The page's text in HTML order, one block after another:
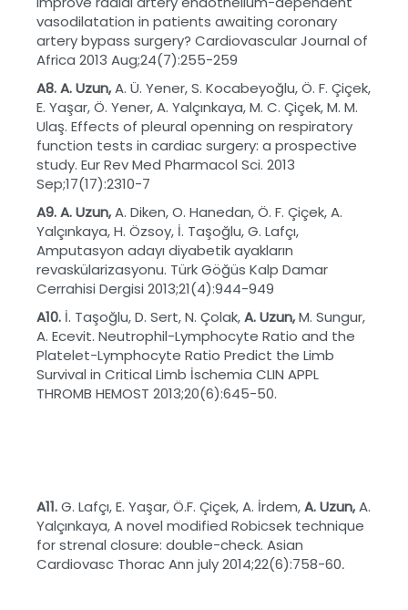
vasodilatation in patients awaiting coronary
artery bypass surgery? Cardiovascular Journal of
Africa 2013 Aug;24(7):255-259
A8. A. Uzun,A. Ü. Yener, S. Kocabeyoğlu, Ö. F. Çiçek,
E. Yaşar, Ö. Yener, A. Yalçınkaya, M. C. Çiçek, M. M.
Ulaş. Effects of pleural openning on respiratory
function tests in cardiac surgery: a prospective
study. Eur Rev Med Pharmacol Sci. 2013
Sep;17(17):2310-7
A9. A. Uzun,A. Diken, O. Hanedan, Ö. F. Çiçek, A.
Yalçınkaya, H. Özsoy, İ. Taşoğlu, G. Lafçı,
Amputasyon adayı diyabetik ayakların
revaskülarizasyonu. Türk Göğüs Kalp Damar
Cerrahisi Dergisi 2013;21(4):944-949
A10. İ. Taşoğlu, D. Sert, N. Çolak,A. Uzun,M. Sungur,
A. Ecevit. Neutrophil-Lymphocyte Ratio and the
Platelet-Lymphocyte Ratio Predict the Limb
Survival in Critical Limb İschemia CLIN APPL
THROMB HEMOST 2013;20(6):645-50.
A11.G. Lafçı, E. Yaşar, Ö.F. Çiçek, A. İrdem,A. Uzun,A.
Yalçınkaya, A novel modified Robicsek technique
for strenal closure: double-check. Asian
Cardiovasc Thorac Ann july 2014;22(6):758-60.